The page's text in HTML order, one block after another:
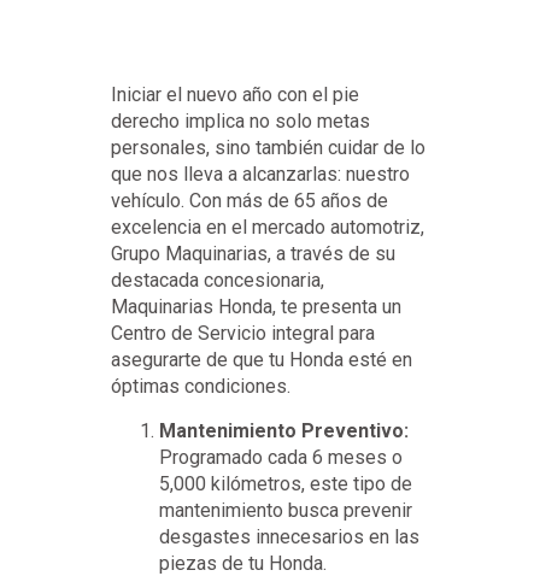
Iniciar el nuevo año con el pie
derecho implica no solo metas
personales, sino también cuidar de lo
que nos lleva a alcanzarlas: nuestro
vehículo. Con más de 65 años de
excelencia en el mercado automotriz,
Grupo Maquinarias, a través de su
destacada concesionaria,
Maquinarias Honda, te presenta un
Centro de Servicio integral para
asegurarte de que tu Honda esté en
óptimas condiciones.
Mantenimiento Preventivo:
Programado cada 6 meses o
5,000 kilómetros, este tipo de
mantenimiento busca prevenir
desgastes innecesarios en las
piezas de tu Honda.